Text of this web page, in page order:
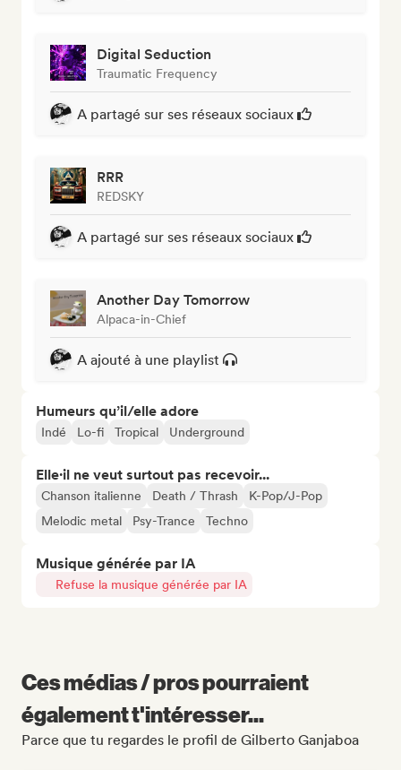
Digital Seduction
Traumatic Frequency
A partagé sur ses réseaux sociaux
RRR
REDSKY
A partagé sur ses réseaux sociaux
Another Day Tomorrow
Alpaca-in-Chief
A ajouté à une playlist
Humeurs qu’il/elle adore
Indé Lo-fi Tropical Underground
Elle·il ne veut surtout pas recevoir...
Chanson italienne Death / Thrash
K-Pop/J-Pop
Melodic metal
Psy-Trance Techno
Musique générée par IA
Refuse la musique générée par IA
Ces médias / pros pourraient
également t'intéresser...
Parce que tu regardes le profil de Gilberto Ganjaboa